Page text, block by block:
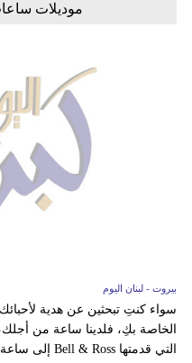
موديلات
بيروت - لبنان اليوم
سواء كنتِ تبحثين عن هدية
الخاصة بكِ، فلدينا ساعة من